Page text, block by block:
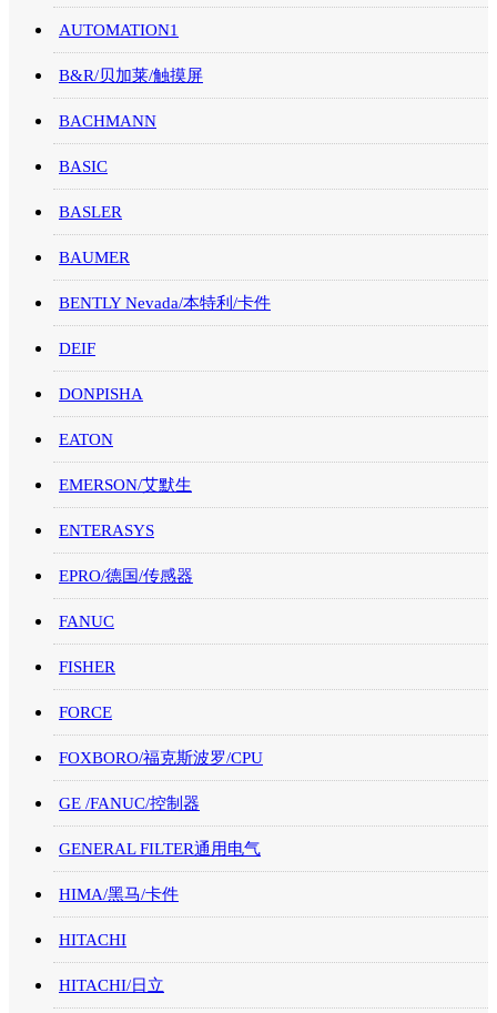
AUTOMATION1
B&R/贝加莱/触摸屏
BACHMANN
BASIC
BASLER
BAUMER
BENTLY Nevada/本特利/卡件
DEIF
DONPISHA
EATON
EMERSON/艾默生
ENTERASYS
EPRO/德国/传感器
FANUC
FISHER
FORCE
FOXBORO/福克斯波罗/CPU
GE /FANUC/控制器
GENERAL FILTER通用电气
HIMA/黑马/卡件
HITACHI
HITACHI/日立